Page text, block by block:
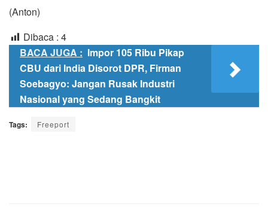
(Anton)
Dibaca : 4
BACA JUGA : Impor 105 Ribu Pikap
CBU dari India Disorot DPR, Firman
Soebagyo: Jangan Rusak Industri
Nasional yang Sedang Bangkit
Tags: Freeport